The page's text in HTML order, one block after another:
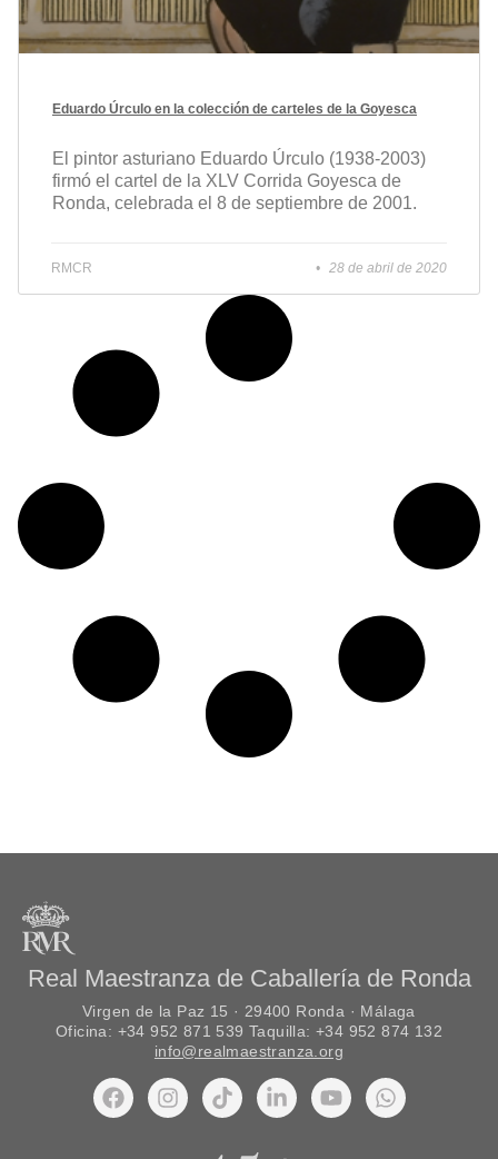
Eduardo Úrculo en la colección de carteles de la Goyesca
El pintor asturiano Eduardo Úrculo (1938-2003)
firmó el cartel de la XLV Corrida Goyesca de
Ronda, celebrada el 8 de septiembre de 2001.
RMCR 28 de abril de 2020
Real Maestranza de Caballería de Ronda
Virgen de la Paz 15 · 29400 Ronda · Málaga
Oficina: +34 952 871 539 Taquilla: +34 952 874 132
info@realmaestranza.org